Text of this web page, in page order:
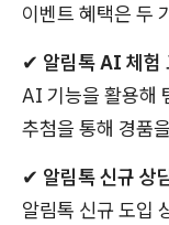
이벤트 혜택은 두
✔ 알림톡 AI 체험
AI 기능을 활용해
추첨을 통해 경품
✔ 알림톡 신규 상
알림톡 신규 도입